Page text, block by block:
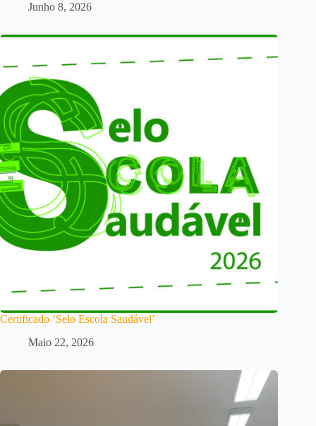
Junho 8, 2026
Certificado ‘Selo Escola Saudável’
Maio 22, 2026